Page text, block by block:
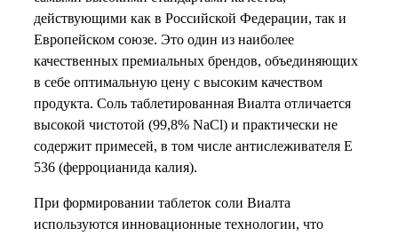
действующими как в Российской Федерации, так и
Европейском союзе. Это один из наиболее
качественных премиальных брендов, объединяющих
в себе оптимальную цену с высоким качеством
продукта. Соль таблетированная Виалта отличается
высокой чистотой (99,8% NaCl) и практически не
содержит примесей, в том числе антислеживателя Е
536 (ферроцианида калия).
При формировании таблеток соли Виалта
используются инновационные технологии, что